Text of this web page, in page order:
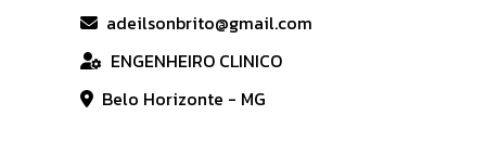
adeilsonbrito@gmail.com
ENGENHEIRO CLINICO
Belo Horizonte - MG